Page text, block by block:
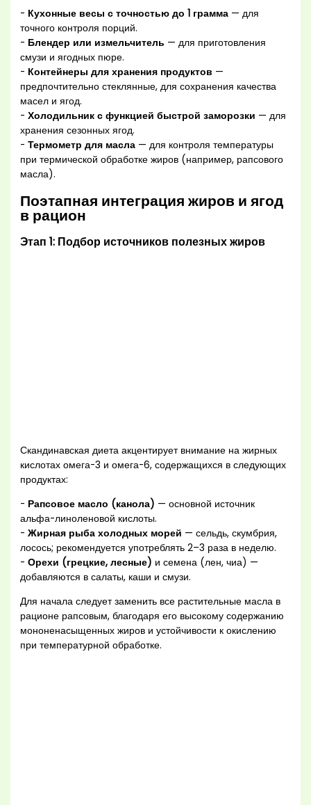
- Кухонные весы с точностью до 1 грамма — для
точного контроля порций.
- Блендер или измельчитель — для приготовления
смузи и ягодных пюре.
- Контейнеры для хранения продуктов —
предпочтительно стеклянные, для сохранения качества
масел и ягод.
-Холодильник с функцией быстрой заморозки — для
хранения сезонных ягод.
-Термометр для масла — для контроля температуры
при термической обработке жиров (например, рапсового
масла).
Поэтапная интеграция жиров и ягод
в рацион
Этап 1: Подбор источников полезных жиров
Скандинавская диета акцентирует внимание на жирных
кислотах омега-3 и омега-6, содержащихся в следующих
продуктах:
- Рапсовое масло (канола) — основной источник
альфа-линоленовой кислоты.
-Жирная рыба холодных морей — сельдь, скумбрия,
лосось; рекомендуется употреблять 2–3 раза в неделю.
-Орехи (грецкие, лесные) и семена (лен, чиа) —
добавляются в салаты, каши и смузи.
Для начала следует заменить все растительные масла в
рационе рапсовым, благодаря его высокому содержанию
мононенасыщенных жиров и устойчивости к окислению
при температурной обработке.